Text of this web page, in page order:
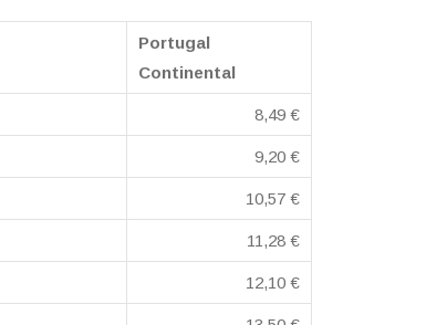
Portugal
Continental
8,49 €
9,20 €
10,57 €
11,28 €
12,10 €